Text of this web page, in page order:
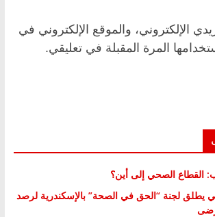
الإلكتروني، والموقع الإلكتروني في
المرة المقبلة في تعليقي.
القطاع الصحي إلى أين؟
يطلق لجنة “الحق في الصحة” بالإسكندرية لرصد